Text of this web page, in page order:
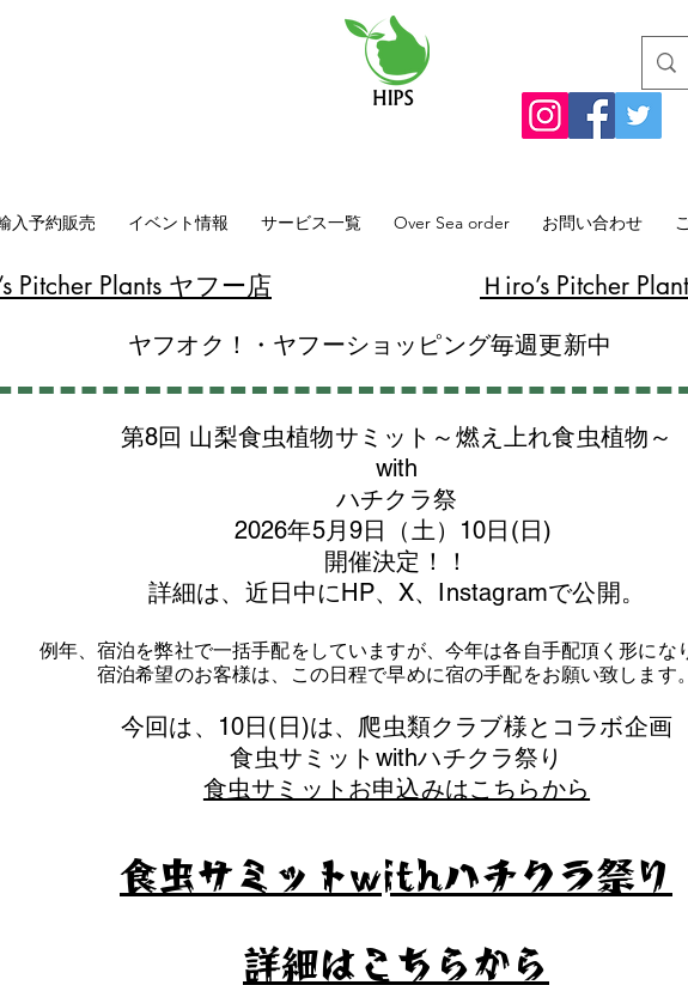
入予約販売 イベント情報 サービス一覧 Over Sea order お問い合わせ
Pitcher Plants ヤフー店 Ｈiro’s Pitcher
ヤフオク！・ヤフーショッピング毎週更新中
第8回 山梨食虫植物サミット～燃え上れ食虫植物～
with
​ハチクラ祭
2026年5月9日（土）10日(日)
​開催決定！！
詳細は、近日中にHP、X、Instagramで公開。
例年、宿泊を弊社で一括手配をしていますが、今年は各自手配頂く形にな
​宿泊希望のお客様は、この日程で早めに宿の手配をお願い致します。
​今回は、10日(日)は、爬虫類クラブ様とコラボ企画
​食虫サミットwithハチクラ祭り
食虫サミットお申込みはこちらから
食虫サミットwithハチクラ祭り
​詳細はこちらから